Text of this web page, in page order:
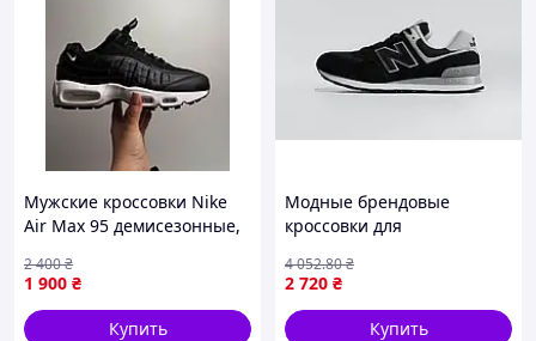
Мужские кроссовки Nike
Air Max 95 демисезонные,
1 900 ₴
2 400₴
Купить
Модные брендовые
кроссовки для
Кроссовки New Balance
574 Black White (черно/
белые) 41
2 720 ₴
4 052.80₴
Купить